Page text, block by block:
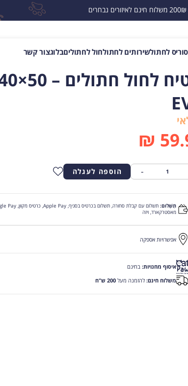
לחתולשירותים לחתולחול לחתוליםבלוגצור קשר
₪
- הוספה לעגלה
תַשְׁלוּם:
מאסטרקארד, ויזה
אפשרויות אספקה
איסוף מחנויות:בחינם
משלוח חינם:להזמנה מעל 200 ש"ח